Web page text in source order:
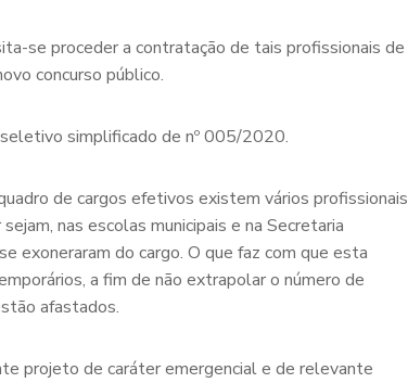
se proceder a contratação de tais profissionais de
concurso público.
simplificado de nº 005/2020.
de cargos efetivos existem vários profissionais
nas escolas municipais e na Secretaria
exoneraram do cargo. O que faz com que esta
a fim de não extrapolar o número de
afastados.
projeto de caráter emergencial e de relevante